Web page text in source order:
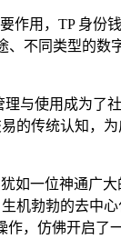
作用，TP 身份
不同类型的数
与使用成为了
的传统认知，
如一位神通广
机勃勃的去中
，仿佛开启了